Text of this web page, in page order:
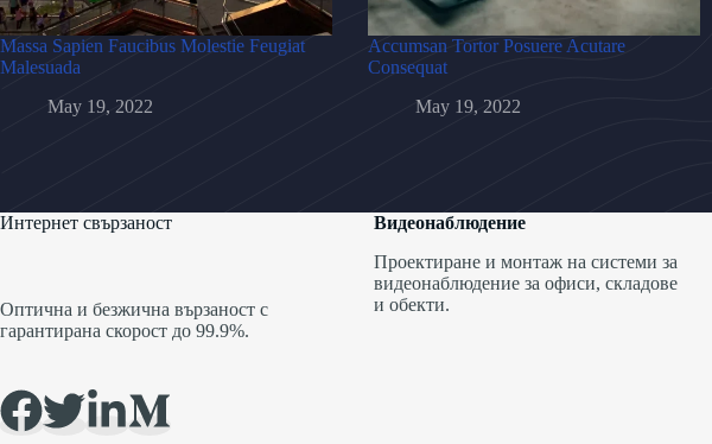
Massa Sapien Faucibus Molestie Feugiat
Malesuada
May 19, 2022
Accumsan Tortor Posuere Acutare
Consequat
May 19, 2022
Интернет свързаност
Оптична и безжична вързаност с
гарантирана скорост до 99.9%.
Видеонаблюдение
Проектиране и монтаж на системи за
видеонаблюдение за офиси, складове
и обекти.